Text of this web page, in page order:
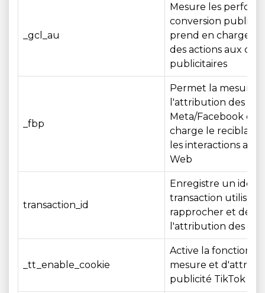
_gcl_au
Mesure les
conversion
prend en charge
des actions aux
publicitaires
_fbp
Permet la mesure
l'attribution des
Meta/Facebook et
charge le reciblage
les interactions
Web
transaction_id
Enregistre un
transaction utilisé
rapprocher et
l'attribution des
_tt_enable_cookie
Active la
mesure et
publicité TikTok